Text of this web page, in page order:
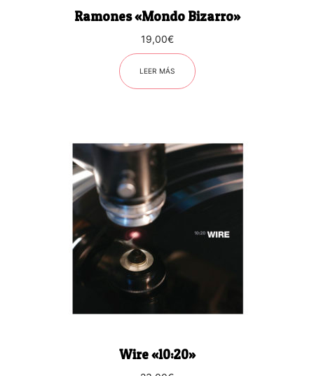
Ramones «Mondo Bizarro»
19,00€
LEER MÁS
Wire «10:20»